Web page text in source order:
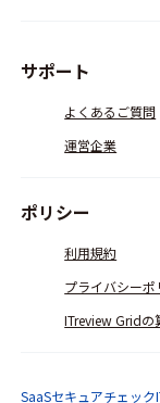
サポート
よくあるご質問
運営企業
ポリシー
利用規約
プライバシーポ
ITreview Gridの
SaaSセキュアチェック